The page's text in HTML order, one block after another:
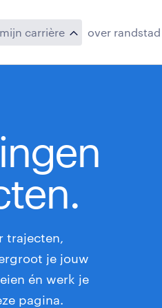
mijn carrière over randstad
trajecten,
je jouw
én werk je
pagina.